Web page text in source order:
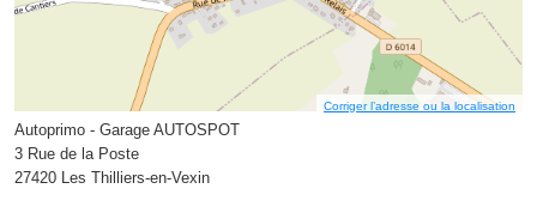
Corriger l’adresse ou la localisation
Autoprimo - Garage AUTOSPOT
3 Rue de la Poste
27420 Les Thilliers-en-Vexin